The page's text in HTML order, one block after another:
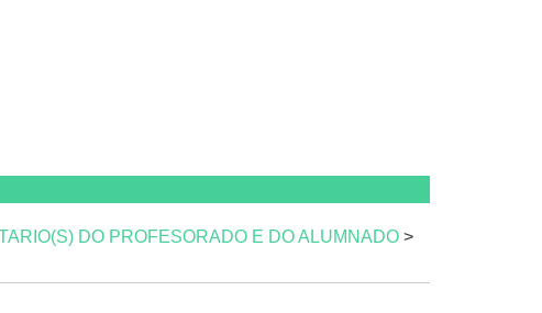
DO PROFESORADO E DO ALUMNADO >